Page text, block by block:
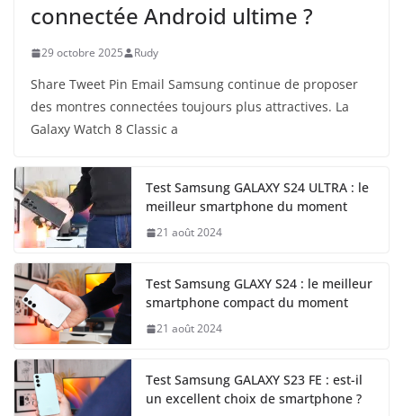
connectée Android ultime ?
29 octobre 2025 Rudy
Share Tweet Pin Email Samsung continue de proposer
des montres connectées toujours plus attractives. La
Galaxy Watch 8 Classic a
Test Samsung GALAXY S24 ULTRA : le
meilleur smartphone du moment
21 août 2024
Test Samsung GLAXY S24 : le meilleur
smartphone compact du moment
21 août 2024
Test Samsung GALAXY S23 FE : est-il
un excellent choix de smartphone ?